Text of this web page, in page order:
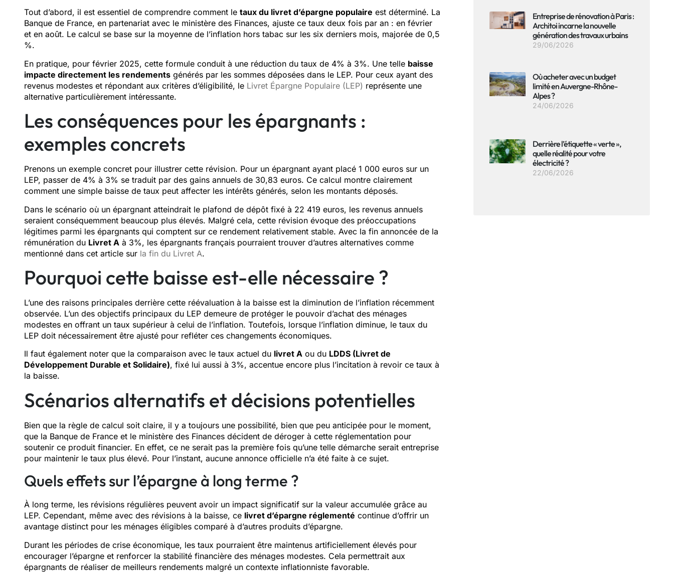
Tout d’abord, il est essentiel de comprendre comment le taux du livret d’épargne populaire est déterminé. La
Banque de France, en partenariat avec le ministère des Finances, ajuste ce taux deux fois par an : en février
et en août. Le calcul se base sur la moyenne de l’inflation hors tabac sur les six derniers mois, majorée de 0,5
%.
En pratique, pour février 2025, cette formule conduit à une réduction du taux de 4% à 3%. Une telle baisse
impacte directement les rendements générés par les sommes déposées dans le LEP. Pour ceux ayant des
revenus modestes et répondant aux critères d’éligibilité, le Livret Épargne Populaire (LEP) représente une
alternative particulièrement intéressante.
Les conséquences pour les épargnants :
exemples concrets
Prenons un exemple concret pour illustrer cette révision. Pour un épargnant ayant placé 1 000 euros sur un
LEP, passer de 4% à 3% se traduit par des gains annuels de 30,83 euros. Ce calcul montre clairement
comment une simple baisse de taux peut affecter les intérêts générés, selon les montants déposés.
Dans le scénario où un épargnant atteindrait le plafond de dépôt fixé à 22 419 euros, les revenus annuels
seraient conséquemment beaucoup plus élevés. Malgré cela, cette révision évoque des préoccupations
légitimes parmi les épargnants qui comptent sur ce rendement relativement stable. Avec la fin annoncée de la
rémunération du Livret A à 3%, les épargnants français pourraient trouver d’autres alternatives comme
mentionné dans cet article sur la fin du Livret A.
Pourquoi cette baisse est-elle nécessaire ?
L’une des raisons principales derrière cette réévaluation à la baisse est la diminution de l’inflation récemment
observée. L’un des objectifs principaux du LEP demeure de protéger le pouvoir d’achat des ménages
modestes en offrant un taux supérieur à celui de l’inflation. Toutefois, lorsque l’inflation diminue, le taux du
LEP doit nécessairement être ajusté pour refléter ces changements économiques.
Il faut également noter que la comparaison avec le taux actuel du livret A ou du LDDS (Livret de
Développement Durable et Solidaire), fixé lui aussi à 3%, accentue encore plus l’incitation à revoir ce taux à
la baisse.
Scénarios alternatifs et décisions potentielles
Bien que la règle de calcul soit claire, il y a toujours une possibilité, bien que peu anticipée pour le moment,
que la Banque de France et le ministère des Finances décident de déroger à cette réglementation pour
soutenir ce produit financier. En effet, ce ne serait pas la première fois qu’une telle démarche serait entreprise
pour maintenir le taux plus élevé. Pour l’instant, aucune annonce officielle n’a été faite à ce sujet.
Quels effets sur l’épargne à long terme ?
À long terme, les révisions régulières peuvent avoir un impact significatif sur la valeur accumulée grâce au
LEP. Cependant, même avec des révisions à la baisse, ce livret d’épargne réglementé continue d’offrir un
avantage distinct pour les ménages éligibles comparé à d’autres produits d’épargne.
Durant les périodes de crise économique, les taux pourraient être maintenus artificiellement élevés pour
encourager l’épargne et renforcer la stabilité financière des ménages modestes. Cela permettrait aux
épargnants de réaliser de meilleurs rendements malgré un contexte inflationniste favorable.
Entreprise de rénovation à Paris :
Architoi incarne la nouvelle
génération des travaux urbains
29/06/2026
Où acheter avec un budget
limité en Auvergne-Rhône-
Alpes ?
24/06/2026
Derrière l’étiquette « verte »,
quelle réalité pour votre
électricité ?
22/06/2026